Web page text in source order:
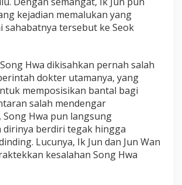
kejadian memalukan yang
sahabatnya tersebut ke Seok
Hwa dikisahkan pernah salah
dokter utamanya, yang
memposisikan bantal bagi
salah mendengar
Hwa pun langsung
dirinya berdiri tegak hingga
Lucunya, Ik Jun dan Jun Wan
kesalahan Song Hwa